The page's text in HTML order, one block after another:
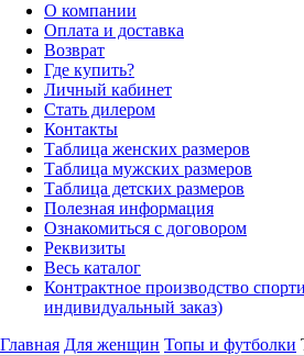
О компании
Оплата и доставка
Возврат
Где купить?
Личный кабинет
Стать дилером
Контакты
Таблица женских размеров
Таблица мужских размеров
Таблица детских размеров
Полезная информация
Ознакомиться с договором
Реквизиты
Весь каталог
Контрактное производство
индивидуальный заказ)
Главная Для женщин Топы и футболки